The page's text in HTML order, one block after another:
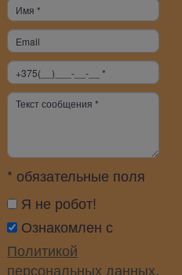
* обязательные поля
Я не робот!
Ознакомлен с
Политикой
персональных данных.